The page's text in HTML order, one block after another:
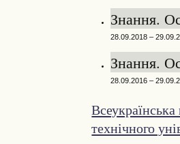
Знання.
28.09.2018 –
Знання.
28.09.2016 –
технічного